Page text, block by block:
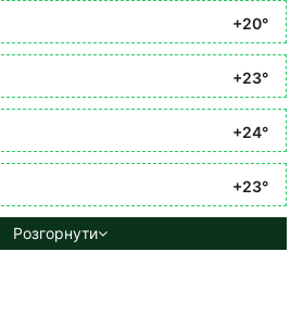
+20°
+23°
+24°
+23°
Розгорнути